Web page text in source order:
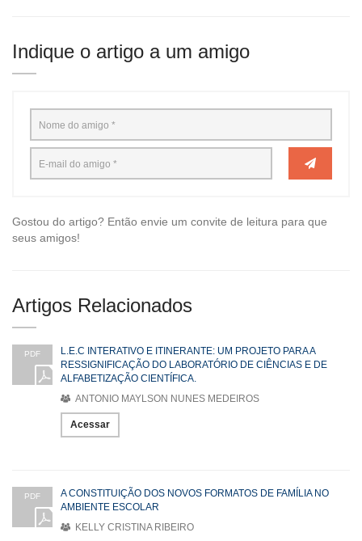
Indique o artigo a um amigo
Gostou do artigo? Então envie um convite de leitura para que
seus amigos!
Artigos Relacionados
PDF
L.E.C INTERATIVO E ITINERANTE: UM PROJETO PARA A
RESSIGNIFICAÇÃO DO LABORATÓRIO DE CIÊNCIAS E DE
ALFABETIZAÇÃO CIENTÍFICA.
ANTONIO MAYLSON NUNES MEDEIROS
Acessar
PDF
A CONSTITUIÇÃO DOS NOVOS FORMATOS DE FAMÍLIA NO
AMBIENTE ESCOLAR
KELLY CRISTINA RIBEIRO